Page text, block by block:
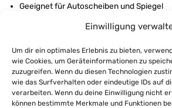
Einwilligung
Um dir ein optimales Erlebnis zu bieten,
wie Cookies, um Geräteinformationen zu
zuzugreifen. Wenn du diesen Technologien
wie das Surfverhalten oder eindeutige IDs auf
verarbeiten. Wenn du deine Einwilligung nicht
können bestimmte Merkmale und Funktionen
Geeignet für Autoscheiben und Spiegel
ANWENDUNG:
Reinigen und trocknen Sie die
Anwendung gründlich.
Schütteln Sie die Dose gut.
Sprühen Sie eine kleine Menge
Entfernung von 15–20 cm auf das Glas.